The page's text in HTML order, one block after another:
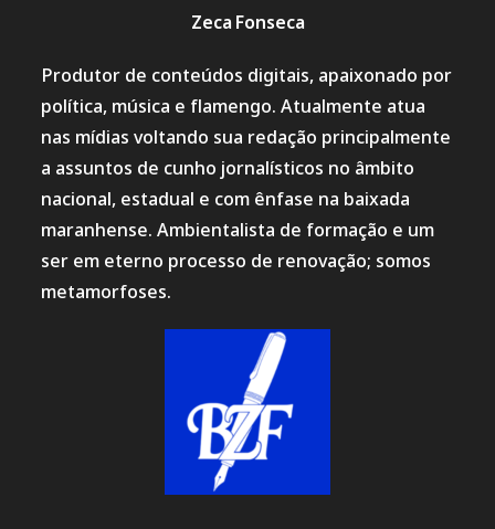
Zeca Fonseca
Produtor de conteúdos digitais, apaixonado por
política, música e flamengo. Atualmente atua
nas mídias voltando sua redação principalmente
a assuntos de cunho jornalísticos no âmbito
nacional, estadual e com ênfase na baixada
maranhense. Ambientalista de formação e um
ser em eterno processo de renovação; somos
metamorfoses.